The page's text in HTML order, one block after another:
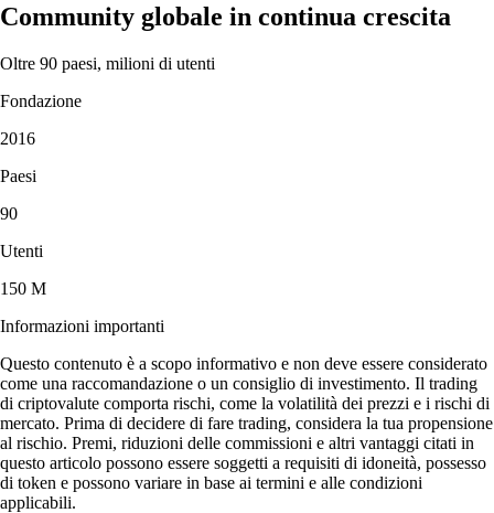
Community globale in continua crescita
Oltre 90 paesi, milioni di utenti
Fondazione
2016
Paesi
90
Utenti
150 M
Informazioni importanti
Questo contenuto è a scopo informativo e non deve essere considerato
come una raccomandazione o un consiglio di investimento. Il trading
di criptovalute comporta rischi, come la volatilità dei prezzi e i rischi di
mercato. Prima di decidere di fare trading, considera la tua propensione
al rischio. Premi, riduzioni delle commissioni e altri vantaggi citati in
questo articolo possono essere soggetti a requisiti di idoneità, possesso
di token e possono variare in base ai termini e alle condizioni
applicabili.